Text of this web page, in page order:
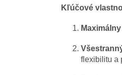
Kľúčové
flexibilitu a